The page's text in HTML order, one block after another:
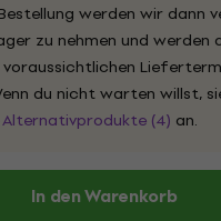
werden wir dann
zu nehmen und werden
voraussichtlichen
du nicht warten willst,
Alternativprodukte (4) an.
In den Warenkorb